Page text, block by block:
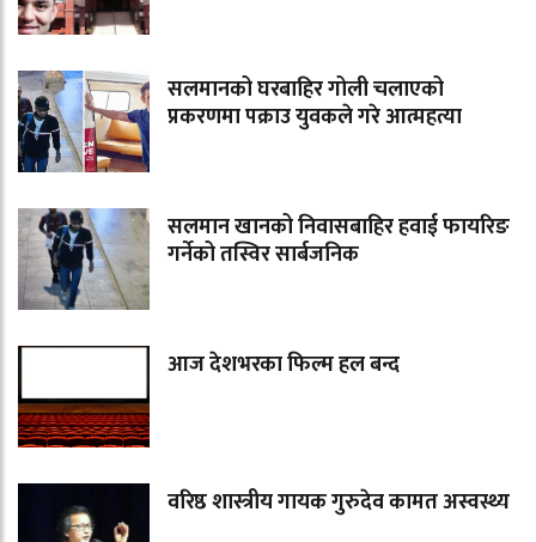
सलमानको घरबाहिर गोली चलाएको
प्रकरणमा पक्राउ युवकले गरे आत्महत्या
सलमान खानको निवासबाहिर हवाई फायरिङ
गर्नेको तस्विर सार्बजनिक
आज देशभरका फिल्म हल बन्द
वरिष्ठ शास्त्रीय गायक गुरुदेव कामत अस्वस्थ्य